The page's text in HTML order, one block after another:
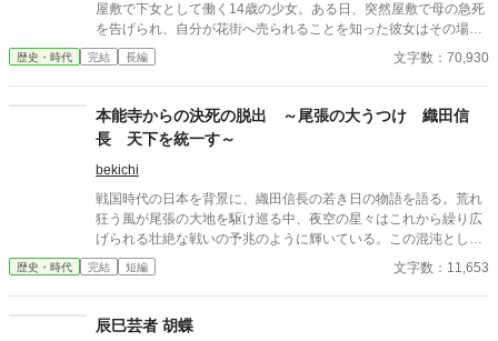
屋敷で下女として働く14歳の少女。ある日、突然屋敷で母の急死
を告げられ、自分が花街へ売られることを知った彼女はその場か
ら逃げだした。 母は殺されたのかもしれない――そんな絶望のど
ん底にいたおりんに声をかけたのは、奉行所で同心として働く有
で住み込みで働くことが決まる。そこで彼の兄――有島清之進と
ともに生活を始めるのだが、病弱という噂とはかけ離れた腕っぷ
しのよさに、おりんは驚きを隠せない。 そうしてともに生活しな
がら少しづつ心を開いていった――その矢先のことだった。 母の
命を奪った犯人が発覚すると同時に、何故か兄清之進に凶刃が迫
り――。 とある秘密を抱えた兄弟と町娘おりんの紡ぐ江戸捕物抄
です！お楽しみください！ ※フィクションです。 ※周辺の歴史事
件などは、史実を踏んでいます。 皆さまご評価頂きありがとうご
ざいました。大変嬉しいです！ 今後も精進してまいります！
歴史・時代 完結 長編 文字数：70,930
本能寺からの決死の脱出 ～尾張の大うつけ 織田信
長 天下を統一す～
bekichi
戦国時代の日本を背景に、織田信長の若き日の物語を語る。荒れ
狂う風が尾張の大地を駆け巡る中、夜空の星々はこれから繰り広
げられる壮絶な戦いの予兆のように輝いている。この混沌とした
時代において、信長はまだ無名であったが、彼の野望はやがて天
下を揺るがすことになる。信長は、父・信秀の治世に疑問を持ち
されることもあれば期待の星と讃えられることもあった。彼の目
歴史・時代 完結 短編 文字数：11,653
辰巳芸者 胡蝶